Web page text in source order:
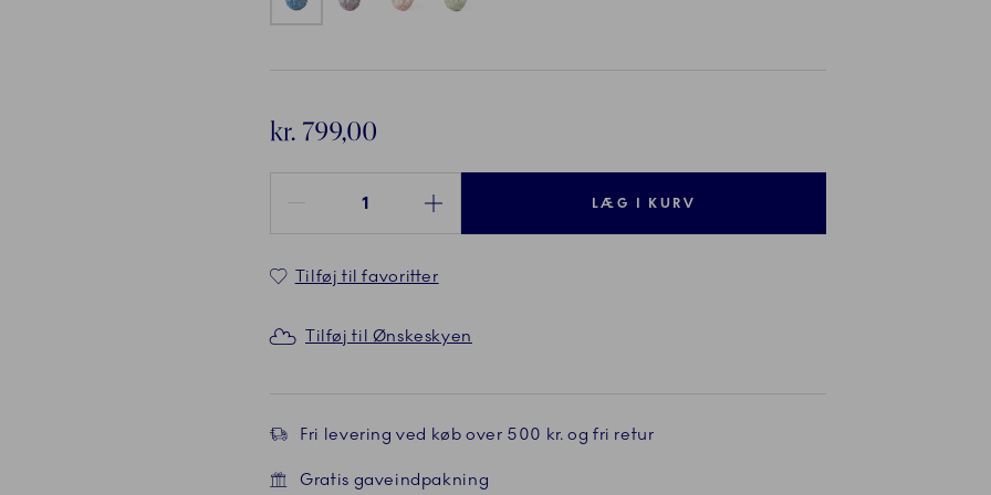
kr. 799,00
LÆG I KURV
Tilføj til favoritter
Tilføj til Ønskeskyen
Fri levering ved køb over 500 kr. og fri retur
Gratis gaveindpakning